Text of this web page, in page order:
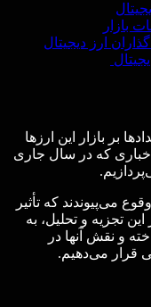
بازار
ارز دیجیتال
بر بازار این ارزها
اخباری که در سال جاری
می‌پیوندند که تأثیر
تجزیه و تحلیل، به
و نقش آنها در
قرار می‌دهیم.